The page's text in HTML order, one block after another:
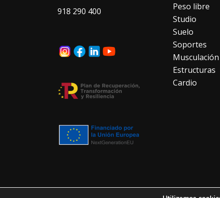
918 290 400
Peso libre
Studio
Suelo
Soportes
Musculación
Estructuras
Cardio